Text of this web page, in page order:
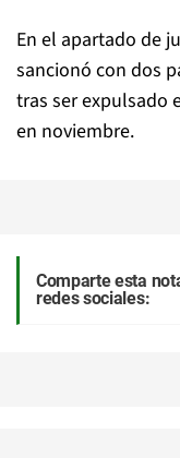
En el apartado de
sancionó con dos
tras ser expulsado
en noviembre.
Comparte esta
redes sociales: